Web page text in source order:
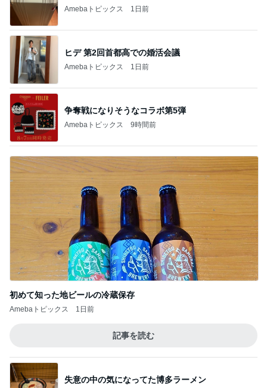
Amebaトピックス 1日前
ヒデ 第2回首都高での婚活会議
Amebaトピックス 1日前
争奪戦になりそうなコラボ第5弾
Amebaトピックス 9時間前
初めて知った地ビールの冷蔵保存
Amebaトピックス 1日前
記事を読む
失意の中の気になってた博多ラーメン